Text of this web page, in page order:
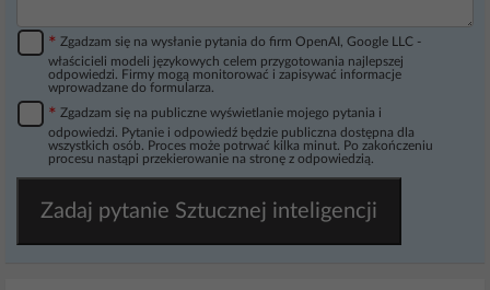
* Zgadzam się na wysłanie pytania do firm OpenAI, Google LLC -
właścicieli modeli językowych celem przygotowania najlepszej
odpowiedzi. Firmy mogą monitorować i zapisywać informacje
wprowadzane do formularza.
* Zgadzam się na publiczne wyświetlanie mojego pytania i
odpowiedzi. Pytanie i odpowiedź będzie publiczna dostępna dla
wszystkich osób. Proces może potrwać kilka minut. Po zakończeniu
procesu nastąpi przekierowanie na stronę z odpowiedzią.
Zadaj pytanie Sztucznej inteligencji